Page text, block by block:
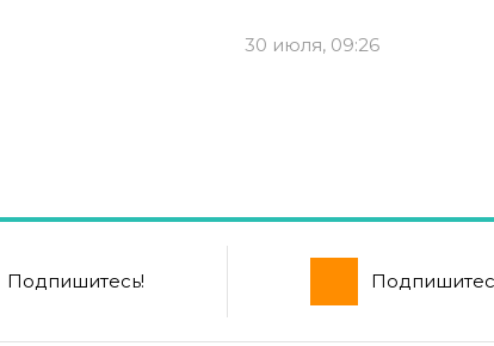
30 июля, 09:26
Подпишитесь!